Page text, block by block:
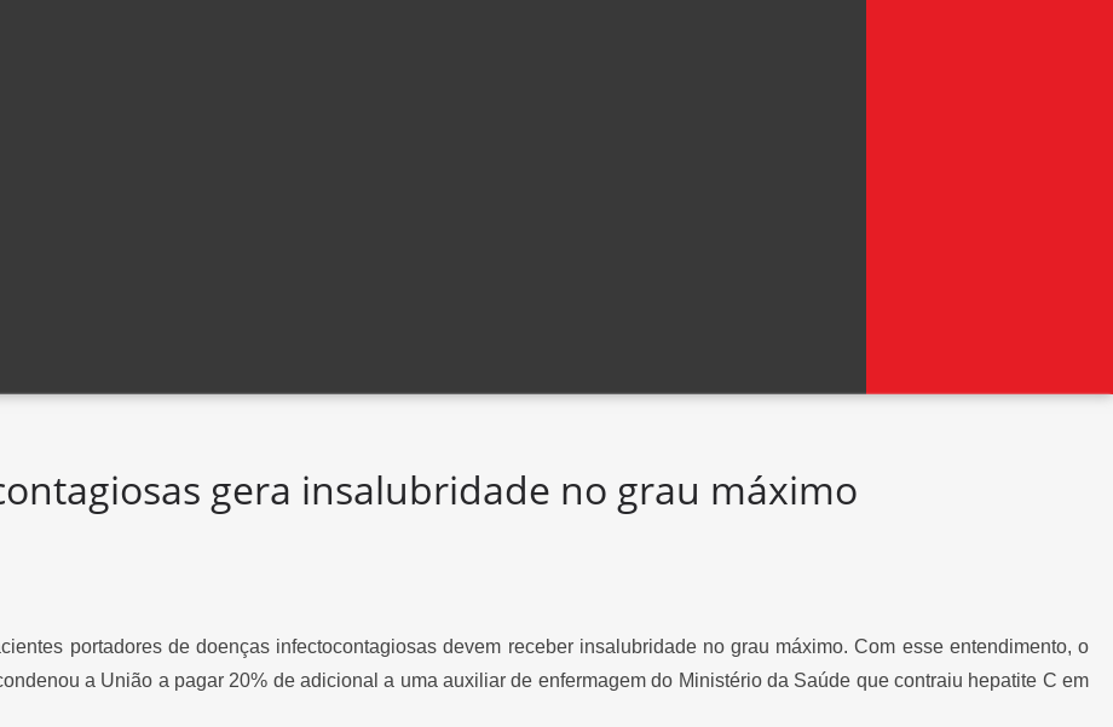
gera insalubridade no grau máximo
portadores de doenças infectocontagiosas devem receber insalubridade no grau máximo. Com esse entendimento, o
a União a pagar 20% de adicional a uma auxiliar de enfermagem do Ministério da Saúde que contraiu hepatite C em